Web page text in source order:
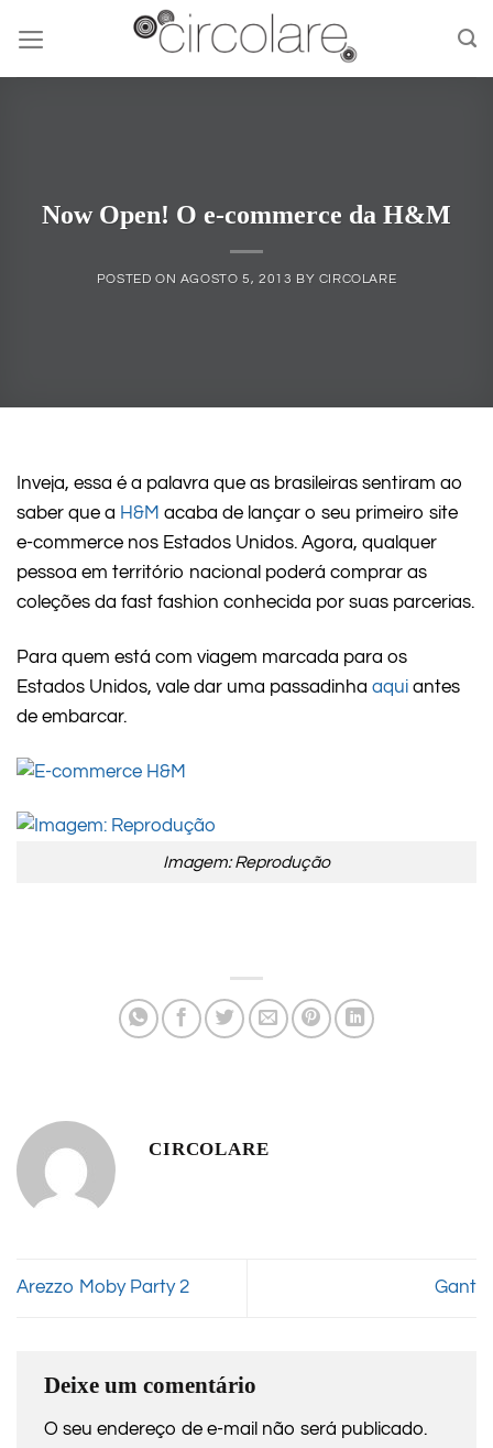
content
Now Open! O e-commerce da H&M
POSTED ON AGOSTO 5, 2013 BY CIRCOLARE
Inveja, essa é a palavra que as brasileiras sentiram ao
saber que a H&M acaba de lançar o seu primeiro site
e-commerce nos Estados Unidos. Agora, qualquer
pessoa em território nacional poderá comprar as
coleções da fast fashion conhecida por suas parcerias.
Para quem está com viagem marcada para os
Estados Unidos, vale dar uma passadinha aqui antes
de embarcar.
Imagem: Reprodução
CIRCOLARE
Arezzo Moby Party 2 Gant
Deixe um comentário
O seu endereço de e-mail não será publicado.